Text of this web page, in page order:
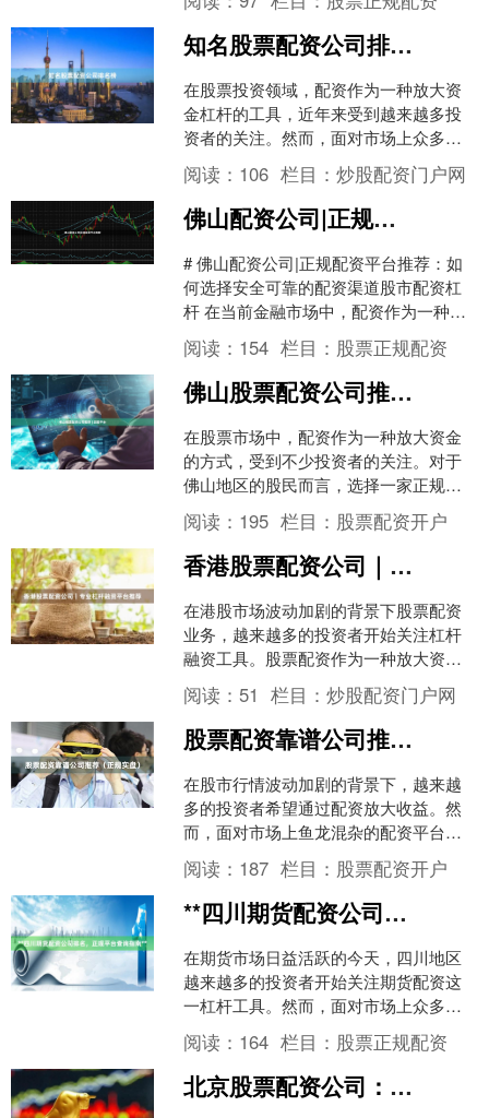
资公司都至关重要。本文将....
知名股票配资公司排名榜
在股票投资领域，配资作为一种放大资
金杠杆的工具，近年来受到越来越多投
资者的关注。然而，面对市场上众多的
配资平台股票正规配资，如何选择一家
正规、安全、服务优质的配....
阅读： 106 栏目：炒股配资门户网
佛山配资公司|正规配资平台推荐
# 佛山配资公司|正规配资平台推荐：如
何选择安全可靠的配资渠道股市配资杠
杆 在当前金融市场中，配资作为一种放
大资金使用效率的方式，受到越来越多
投资者的关注。然而....
阅读： 154 栏目： 股票正规配资
佛山股票配资公司推荐 | 正规平台
在股票市场中，配资作为一种放大资金
的方式，受到不少投资者的关注。对于
佛山地区的股民而言，选择一家正规、
可靠的股票配资公司至关重要。本文将
为您梳理佛山股票配资公司....
阅读： 195 栏目： 股票配资开户
香港股票配资公司｜专业杠杆融资平台推荐
在港股市场波动加剧的背景下股票配资
业务，越来越多的投资者开始关注杠杆
融资工具。股票配资作为一种放大资金
使用效率的方式，能够帮助投资者在控
制风险的前提下捕捉更多市....
阅读： 51 栏目：炒股配资门户网
股票配资靠谱公司推荐（正规实盘）
在股市行情波动加剧的背景下，越来越
多的投资者希望通过配资放大收益。然
而，面对市场上鱼龙混杂的配资平台股
市配资杠杆，如何选择一家**正规实盘**
的配资公司，成为保....
阅读： 187 栏目： 股票配资开户
**四川期货配资公司排名，正规平台查询指南**
在期货市场日益活跃的今天，四川地区
越来越多的投资者开始关注期货配资这
一杠杆工具。然而，面对市场上众多的
期货配资公司，如何选择正规、可靠的
平台成为投资者面临的首要....
阅读： 164 栏目： 股票正规配资
北京股票配资公司：助您资金倍增，投资无忧